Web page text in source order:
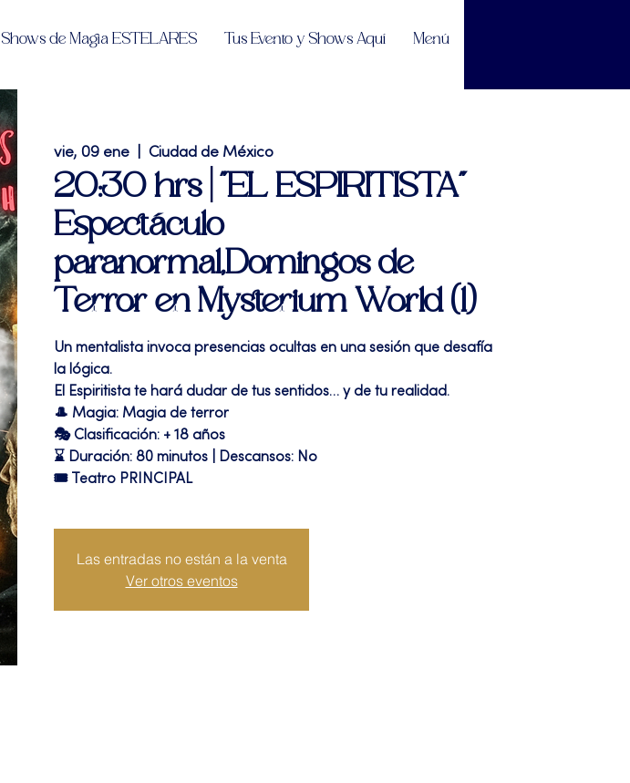
Shows de Magia ESTELARES Tus Evento y Shows Aquí Menú
vie, 09 ene Ciudad de México
20:30 hrs | "EL ESPIRITISTA"
Espectáculo
paranormal,Domingos de
Terror en Mysterium World (1)
Un mentalista invoca presencias ocultas en una sesión que desafía
la lógica.
El Espiritista te hará dudar de tus sentidos… y de tu realidad.
🎩 Magia: Magia de terror
🎭 Clasificación: + 18 años
⌛ Duración: 80 minutos | Descansos: No
🎟 Teatro PRINCIPAL
Las entradas no están a la venta
Ver otros eventos